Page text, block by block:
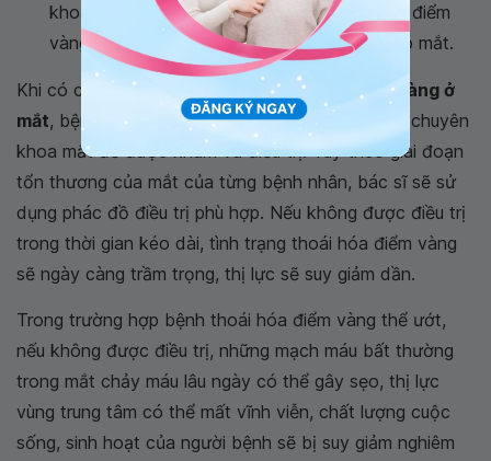
khoáng chất tương tự như điều trị thoái hóa điểm
vàng thể ướt để tăng cường dinh dưỡng cho mắt.
Khi có các dấu hiệu của
bệnh thoái hóa điểm vàng ở
mắt, bệnh nhân nên sớm đến các cơ sở y tế có chuyên
khoa mắt để được khám và điều trị. Tùy theo giai đoạn
tổn thương của mắt của từng bệnh nhân, bác sĩ sẽ sử
dụng phác đồ điều trị phù hợp. Nếu không được điều trị
trong thời gian kéo dài, tình trạng thoái hóa điểm vàng
sẽ ngày càng trầm trọng, thị lực sẽ suy giảm dần.
Trong trường hợp bệnh thoái hóa điểm vàng thể ướt,
nếu không được điều trị, những mạch máu bất thường
trong mắt chảy máu lâu ngày có thể gây sẹo, thị lực
vùng trung tâm có thể mất vĩnh viễn, chất lượng cuộc
sống, sinh hoạt của người bệnh sẽ bị suy giảm nghiêm